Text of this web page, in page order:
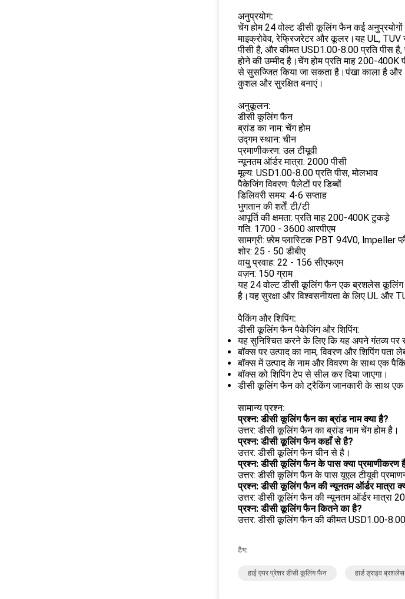
अनुप्रयोग:
चेंग होम 24 वोल्ट डीसी कूलिंग फैन कई
माइक्रोवेव, रेफ्रिजरेटर और कूलर।यह UL, TUV
पीसी है, और कीमत USD1.00-8.00 प्रति पीस
होने की उम्मीद है।चेंग होम प्रति माह 200-
से सुसज्जित किया जा सकता है।पंखा काला है और
कुशल और सुरक्षित बनाएं।
अनुकूलन:
डीसी कूलिंग फैन
ब्रांड का नाम: चेंग होम
उद्गम स्थान: चीन
प्रमाणीकरण: उल टीयूवी
न्यूनतम ऑर्डर मात्रा: 2000 पीसी
मूल्य: USD1.00-8.00 प्रति पीस, मोलभाव
पैकेजिंग विवरण: पैलेटों पर डिब्बों
डिलिवरी समय: 4-6 सप्ताह
भुगतान की शर्तें: टी/टी
आपूर्ति की क्षमता: प्रति माह 200-400K टुकड़े
गति: 1700 - 3600 आरपीएम
सामग्री: फ़्रेम प्लास्टिक PBT 94V0, lmpeller
शोर: 25 - 50 डीबीए
वायु प्रवाह: 22 - 156 सीएफएम
वज़न: 150 ग्राम
यह 24 वोल्ट डीसी कूलिंग फैन एक ब्रशलेस
है।यह सुरक्षा और विश्वसनीयता के लिए UL और
पैकिंग और शिपिंग:
डीसी कूलिंग फैन पैकेजिंग और शिपिंग:
यह सुनिश्चित करने के लिए कि यह अपने गंतव्य पर
बॉक्स पर उत्पाद का नाम, विवरण और शिपिंग पता
बॉक्स में उत्पाद के नाम और विवरण के साथ एक
बॉक्स को शिपिंग टेप से सील कर दिया जाएगा।
डीसी कूलिंग फैन को ट्रैकिंग जानकारी के साथ एक
सामान्य प्रश्न:
प्रश्न: डीसी कूलिंग फैन का ब्रांड नाम क्या है?
उत्तर: डीसी कूलिंग फैन का ब्रांड नाम चेंग होम है।
प्रश्न: डीसी कूलिंग फैन कहाँ से है?
उत्तर: डीसी कूलिंग फैन चीन से है।
प्रश्न: डीसी कूलिंग फैन के पास क्या प्रमाणीकरण
उत्तर: डीसी कूलिंग फैन के पास यूएल टीयूवी
प्रश्न: डीसी कूलिंग फैन की न्यूनतम ऑर्डर मात्रा
उत्तर: डीसी कूलिंग फैन की न्यूनतम ऑर्डर मात्रा
प्रश्न: डीसी कूलिंग फैन कितने का है?
उत्तर: डीसी कूलिंग फैन की कीमत USD1.00-8.00
टैग:
हाई एयर प्रेशर डीसी कूलिंग फैन हार्ड ड्राइव